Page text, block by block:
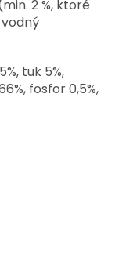
2 %, ktoré
vodný
tuk 5%,
fosfor 0,5%,